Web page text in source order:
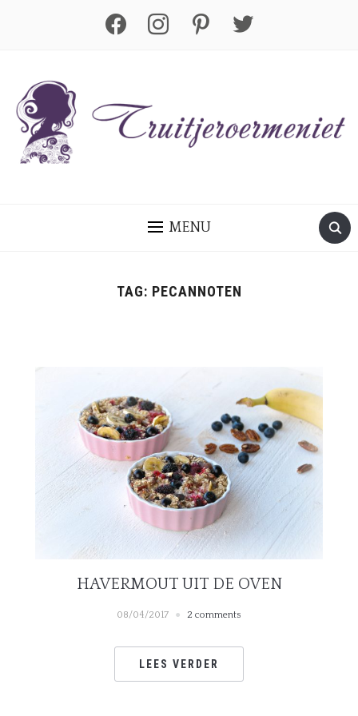
facebook instagram pinterest twitter
MENU
TAG: PECANNOTEN
HAVERMOUT UIT DE OVEN
08/04/2017 2 comments
LEES VERDER